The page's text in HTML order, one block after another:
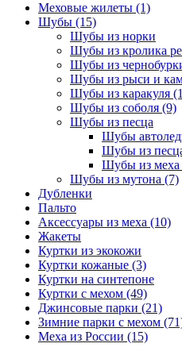
Меховые жилеты (1)
Шубы (15)
Шубы из норки
Шубы из кролика
Шубы из
Шубы из рыси и
Шубы из каракуля
Шубы из соболя (9)
Шубы из песца
Шубы
Шубы из
Шубы из меха
Шубы из мутона (7)
Дубленки
Пальто
Аксессуары из меха (10)
Жакеты
Куртки из экокожи
Куртки кожаные (3)
Куртки на синтепоне
Куртки с мехом (49)
Джинсовые парки (21)
Зимние парки с мехом
Меха из России (15)